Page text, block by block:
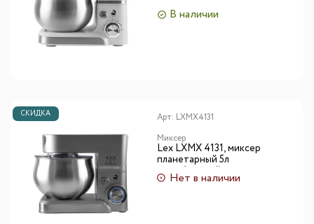
В наличии
СКИДКА Арт: LXMX4131
Миксер
Lex LXMX 4131, миксер
планетарный 5л
(серебристый)
Нет в наличии